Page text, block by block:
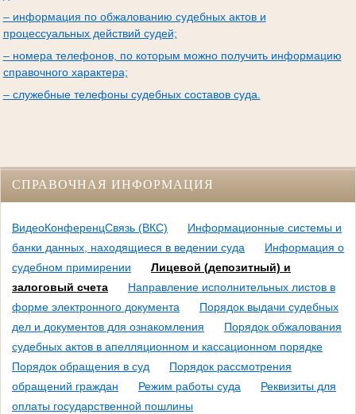
– информация по обжалованию судебных актов и
процессуальных действий судей;
– номера телефонов, по которым можно получить информацию
справочного характера;
– служебные телефоны судебных составов суда.
СПРАВОЧНАЯ ИНФОРМАЦИЯ
ВидеоКонференцСвязь (ВКС)
Информационные системы и
банки данных, находящиеся в ведении суда
Информация о
судебном примирении
Лицевой (депозитный) и
залоговый счета
Направление исполнительных листов в
форме электронного документа
Порядок выдачи судебных
дел и документов для ознакомления
Порядок обжалования
судебных актов в апелляционном и кассационном порядке
Порядок обращения в суд
Порядок рассмотрения
обращений граждан
Режим работы суда
Реквизиты для
оплаты государственной пошлины